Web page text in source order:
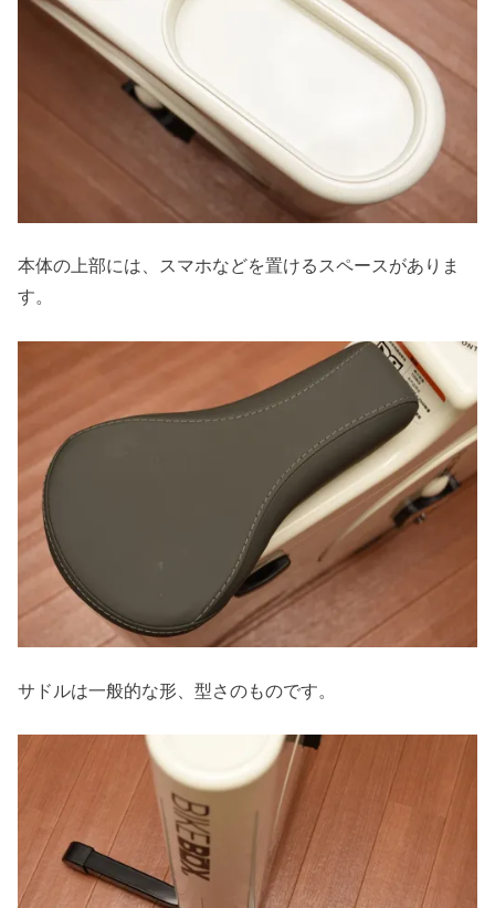
本体の上部には、スマホなどを置けるスペースがありま
す。
サドルは一般的な形、型さのものです。